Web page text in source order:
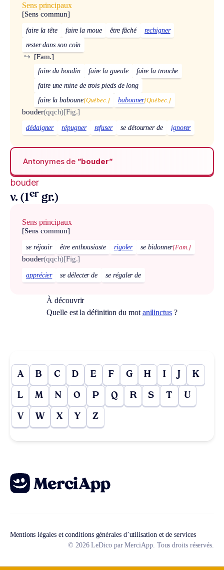
Sens principaux
[Sens commun]
faire la tête faire la moue être fâché
rechigner
rester dans son coin
[Fam.]
↪
faire du boudin faire la gueule
faire la tronche
faire une mine de trois pieds de long
faire la baboune[Québec.] babouner[Québec.]
bouder(qqch)[Fig.]
dédaigner répugner refuser se détourner de ignorer
Antonymes de “bouder“
bouder
v. (1er gr.)
Sens principaux
[Sens commun]
se réjouir être enthousiaste rigoler se bidonner[Fam.]
bouder(qqch)[Fig.]
apprécier se délecter de se régaler de
À découvrir
Quelle est la définition du mot anilinctus?
A B C D E F G H I J K
L M N O P Q R S T U
V W X Y Z
Mentions légales et conditions générales d’utilisation et de services
© 2026 LeDico par MerciApp. Tous droits réservés.